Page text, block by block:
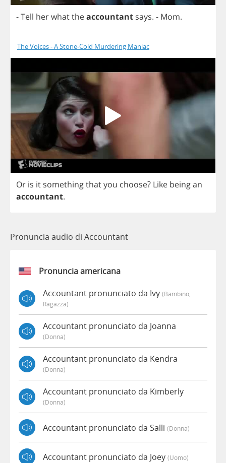
-Tell herwhattheaccountant says. - Mom.
The Voices - A Stone-Cold Murdering Maniac
Or is it somethingthatyou choose? Like beingan
accountant.
Pronuncia audio di Accountant
Pronuncia americana
Accountant pronunciato da Ivy (bambino,
Ragazza)
Accountant pronunciato da Joanna
(donna)
Accountant pronunciato da Kendra
(donna)
Accountant pronunciato da Kimberly
(donna)
Accountant pronunciato da Salli (donna)
Accountant pronunciato da Joey (uomo)